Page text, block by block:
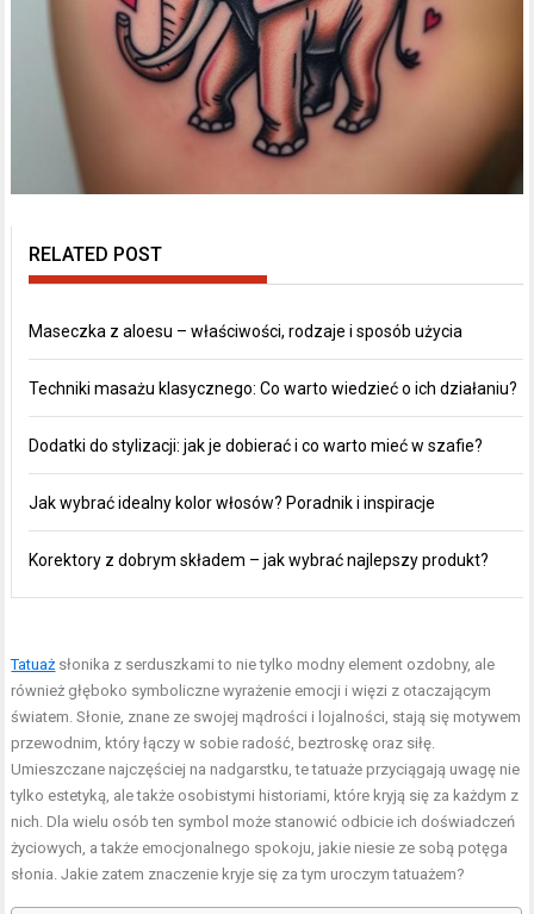
RELATED POST
Maseczka z aloesu – właściwości, rodzaje i sposób użycia
Techniki masażu klasycznego: Co warto wiedzieć o ich działaniu?
Dodatki do stylizacji: jak je dobierać i co warto mieć w szafie?
Jak wybrać idealny kolor włosów? Poradnik i inspiracje
Korektory z dobrym składem – jak wybrać najlepszy produkt?
Tatuaż słonika z serduszkami to nie tylko modny element ozdobny, ale
również głęboko symboliczne wyrażenie emocji i więzi z otaczającym
światem. Słonie, znane ze swojej mądrości i lojalności, stają się motywem
przewodnim, który łączy w sobie radość, beztroskę oraz siłę.
Umieszczane najczęściej na nadgarstku, te tatuaże przyciągają uwagę nie
tylko estetyką, ale także osobistymi historiami, które kryją się za każdym z
nich. Dla wielu osób ten symbol może stanowić odbicie ich doświadczeń
życiowych, a także emocjonalnego spokoju, jakie niesie ze sobą potęga
słonia. Jakie zatem znaczenie kryje się za tym uroczym tatuażem?